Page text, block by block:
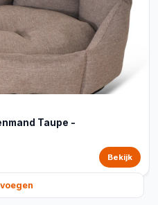
Taupe -
Bekijk